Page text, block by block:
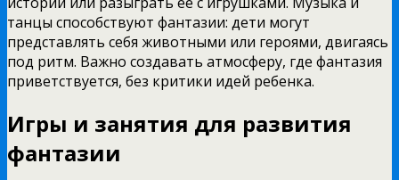
танцы способствуют фантазии: дети могут
представлять себя животными или героями, двигаясь
под ритм. Важно создавать атмосферу, где фантазия
приветствуется, без критики идей ребенка.
Игры и занятия для развития
фантазии